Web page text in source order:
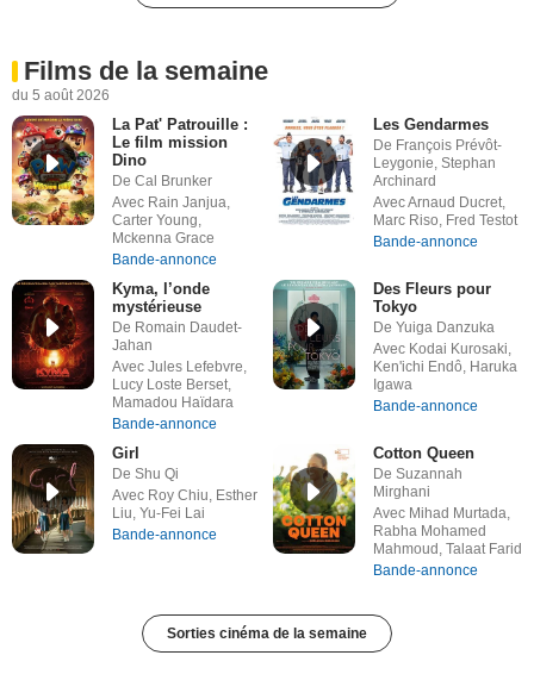
Films de la semaine
du 5 août 2026
La Pat' Patrouille :
Le film mission
Dino
De Cal Brunker
Avec Rain Janjua,
Carter Young,
Mckenna Grace
Bande-annonce
Les Gendarmes
De François Prévôt-
Leygonie, Stephan
Archinard
Avec Arnaud Ducret,
Marc Riso, Fred Testot
Bande-annonce
Kyma, l’onde
mystérieuse
De Romain Daudet-
Jahan
Avec Jules Lefebvre,
Lucy Loste Berset,
Mamadou Haïdara
Bande-annonce
Des Fleurs pour
Tokyo
De Yuiga Danzuka
Avec Kodai Kurosaki,
Ken'ichi Endô, Haruka
Igawa
Bande-annonce
Girl
De Shu Qi
Avec Roy Chiu, Esther
Liu, Yu-Fei Lai
Bande-annonce
Cotton Queen
De Suzannah
Mirghani
Avec Mihad Murtada,
Rabha Mohamed
Mahmoud, Talaat Farid
Bande-annonce
Sorties cinéma de la semaine